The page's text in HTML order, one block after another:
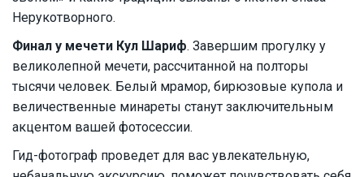
Нерукотворного.
Финал у мечети Кул Шариф. Завершим прогулку у
великолепной мечети, рассчитанной на полторы
тысячи человек. Белый мрамор, бирюзовые купола и
величественные минареты станут заключительным
акцентом вашей фотосессии.
Гид-фотограф проведет для вас увлекательную,